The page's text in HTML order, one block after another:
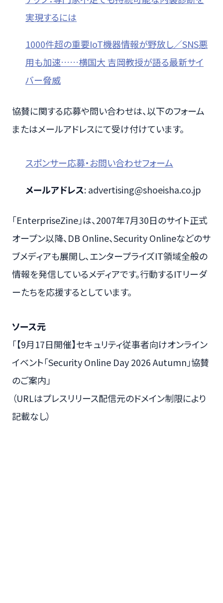
実現するには
1000件超の重要IoT機器情報が野放し／SNS悪
用も加速……横国大 吉岡教授が語る最新サイ
バー脅威
協賛に関する応募や問い合わせは、以下のフォーム
またはメールアドレスにて受け付けています。
スポンサー応募・お問い合わせフォーム
メールアドレス: advertising@shoeisha.co.jp
「EnterpriseZine」は、2007年7月30日のサイト正式
オープン以降、DB Online、Security Onlineなどのサ
ブメディアも展開し、エンタープライズIT領域全般の
情報を発信しているメディアです。行動するITリーダ
ーたちを応援するとしています。
ソース元
「【9月17日開催】セキュリティ従事者向けオンライン
イベント「Security Online Day 2026 Autumn」協賛
のご案内」
（URLはプレスリリース配信元のドメイン制限により
記載なし）